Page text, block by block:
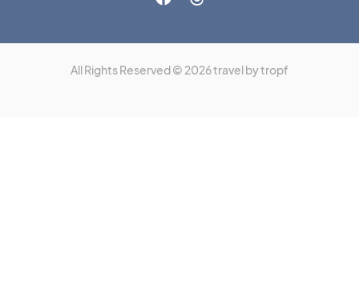
All Rights Reserved © 2026 travel by tropf